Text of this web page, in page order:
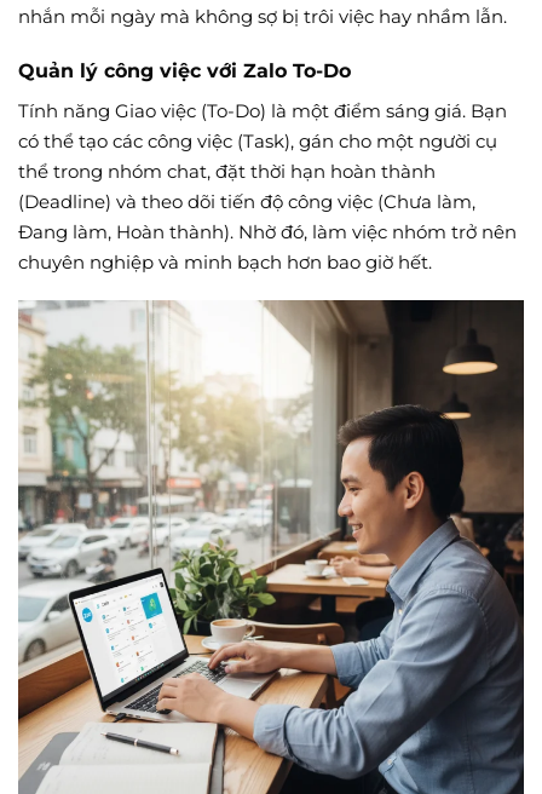
nhắn mỗi ngày mà không sợ bị trôi việc hay nhầm lẫn.
Quản lý công việc với Zalo To-Do
Tính năng Giao việc (To-Do) là một điểm sáng giá. Bạn
có thể tạo các công việc (Task), gán cho một người cụ
thể trong nhóm chat, đặt thời hạn hoàn thành
(Deadline) và theo dõi tiến độ công việc (Chưa làm,
Đang làm, Hoàn thành). Nhờ đó, làm việc nhóm trở nên
chuyên nghiệp và minh bạch hơn bao giờ hết.